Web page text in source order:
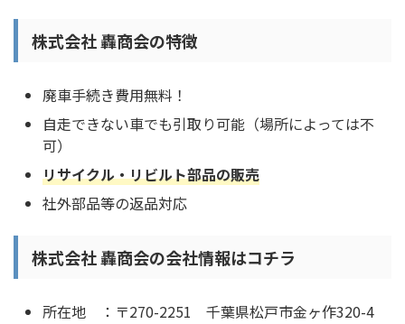
株式会社 轟商会の特徴
廃車手続き費用無料！
自走できない車でも引取り可能（場所によっては不
可）
リサイクル・リビルト部品の販売
社外部品等の返品対応
株式会社 轟商会の会社情報はコチラ
所在地 ：〒270-2251 千葉県松戸市金ヶ作320-4